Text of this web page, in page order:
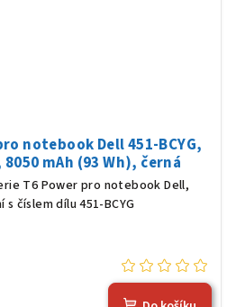
notebook Dell 451-BCYG,
mAh (93 Wh), černá
T6 Power pro notebook Dell,
číslem dílu 451-BCYG